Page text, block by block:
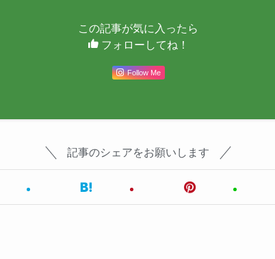
この記事が気に入ったら
フォローしてね！
Follow Me
記事のシェアをお願いします